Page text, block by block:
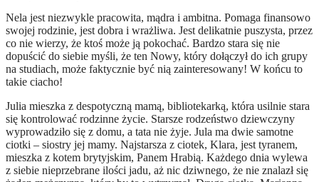
Nela jest niezwykle pracowita, mądra i ambitna. Pomaga finansowo
swojej rodzinie, jest dobra i wrażliwa. Jest delikatnie puszysta, przez
co nie wierzy, że ktoś może ją pokochać. Bardzo stara się nie
dopuścić do siebie myśli, że ten Nowy, który dołączył do ich grupy
na studiach, może faktycznie być nią zainteresowany! W końcu to
takie ciacho!
Julia mieszka z despotyczną mamą, bibliotekarką, która usilnie stara
się kontrolować rodzinne życie. Starsze rodzeństwo dziewczyny
wyprowadziło się z domu, a tata nie żyje. Jula ma dwie samotne
ciotki – siostry jej mamy. Najstarsza z ciotek, Klara, jest tyranem,
mieszka z kotem brytyjskim, Panem Hrabią. Każdego dnia wylewa
z siebie nieprzebrane ilości jadu, aż nic dziwnego, że nie znalazł się